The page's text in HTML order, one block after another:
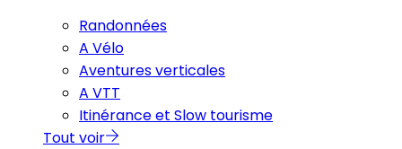
Randonnées
A Vélo
Aventures verticales
A VTT
Itinérance et Slow tourisme
Tout voir